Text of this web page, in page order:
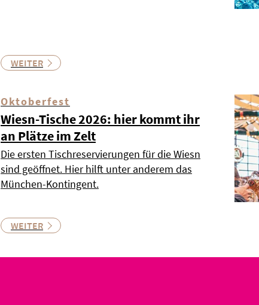
WEITER
Oktoberfest
Wiesn-Tische 2026: hier kommt ihr
an Plätze im Zelt
Die ersten Tischreservierungen für die Wiesn
sind geöffnet. Hier hilft unter anderem das
München-Kontingent.
WEITER